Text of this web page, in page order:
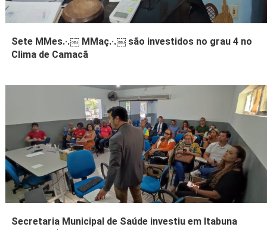
Sete MMes.·.￼ MMaç.·.￼ são investidos no grau 4 no
Clima de Camacã
Secretaria Municipal de Saúde investiu em Itabuna